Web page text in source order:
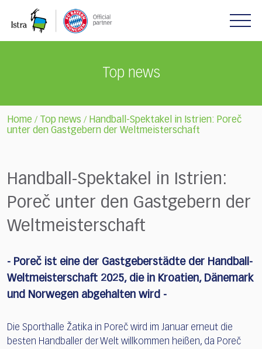
note:
Top news
Home / Top news / Handball-Spektakel in Istrien: Poreč
unter den Gastgebern der Weltmeisterschaft
Handball-Spektakel in Istrien:
Poreč unter den Gastgebern der
Weltmeisterschaft
- Poreč ist eine der Gastgeberstädte der Handball-
Weltmeisterschaft 2025, die in Kroatien, Dänemark
und Norwegen abgehalten wird -
Die Sporthalle Žatika in Poreč wird im Januar erneut die
besten Handballer der Welt willkommen heißen, da Poreč